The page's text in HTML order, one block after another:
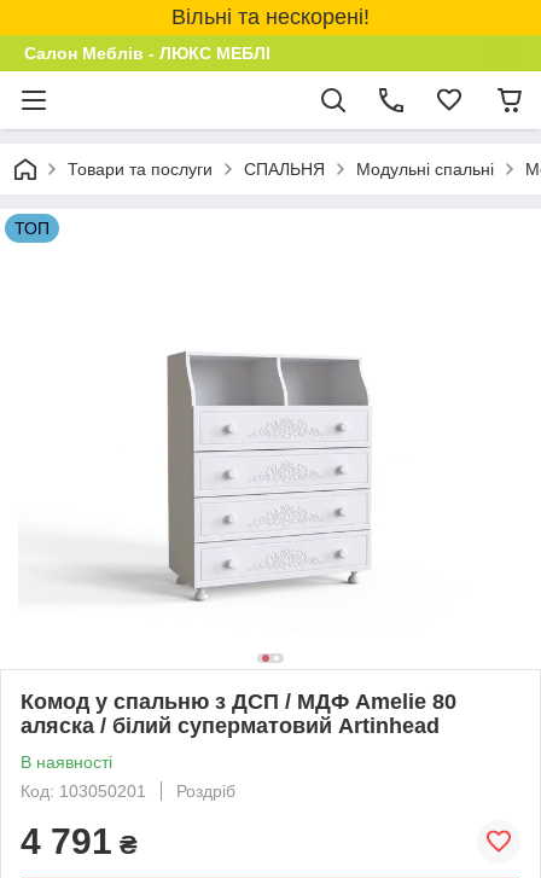
Вільні та нескорені!
Салон Меблів - ЛЮКС МЕБЛІ
Товари та послуги СПАЛЬНЯ Модульні спальні
ТОП
Комод у спальню з ДСП / МДФ Amelie 80
аляска / білий суперматовий Artinhead
В наявності
Код: 103050201
Роздріб
4 791 ₴